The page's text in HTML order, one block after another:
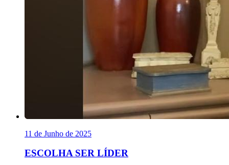
11 de Junho de 2025
ESCOLHA SER LÍDER